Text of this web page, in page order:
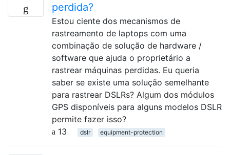
perdida?
Estou ciente dos mecanismos de
rastreamento de laptops com uma
combinação de solução de hardware /
software que ajuda o proprietário a
rastrear máquinas perdidas. Eu queria
saber se existe uma solução semelhante
para rastrear DSLRs? Algum dos módulos
GPS disponíveis para alguns modelos DSLR
permite fazer isso?
13
dslr equipment-protection